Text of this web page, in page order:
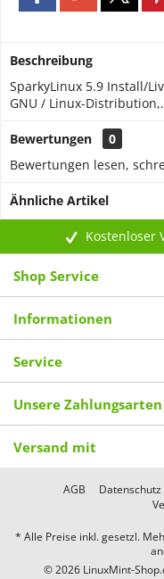
Beschreibung
SparkyLinux 5.9 Install/
GNU / Linux-
Bewertungen
0
Bewertungen lesen,
Ähnliche Artikel
Kostenloser
Shop Service
Informationen
Service
Unsere Zahlungsarten
Versand mit
AGB Datenschutz
* Alle Preise inkl. gesetzl.
© 2026 LinuxMint-